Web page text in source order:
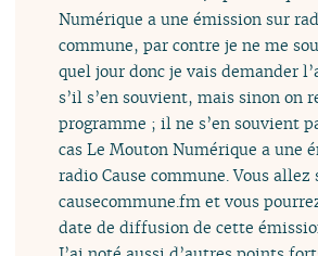
Numérique a une émission sur
commune, par contre je ne me
quel jour donc je vais demander
s’il s’en souvient, mais sinon on
programme ; il ne s’en souvient
cas Le Mouton Numérique a une
radio Cause commune. Vous allez
causecommune.fm et vous
date de diffusion de cette